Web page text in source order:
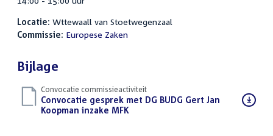
Locatie: Wttewaall van Stoetwegenzaal
Commissie: Europese Zaken
Bijlage
Convocatie commissieactiviteit
Download
bestand:
Convocatie gesprek met DG BUDG Gert Jan
Koopman inzake MFK(PDF)